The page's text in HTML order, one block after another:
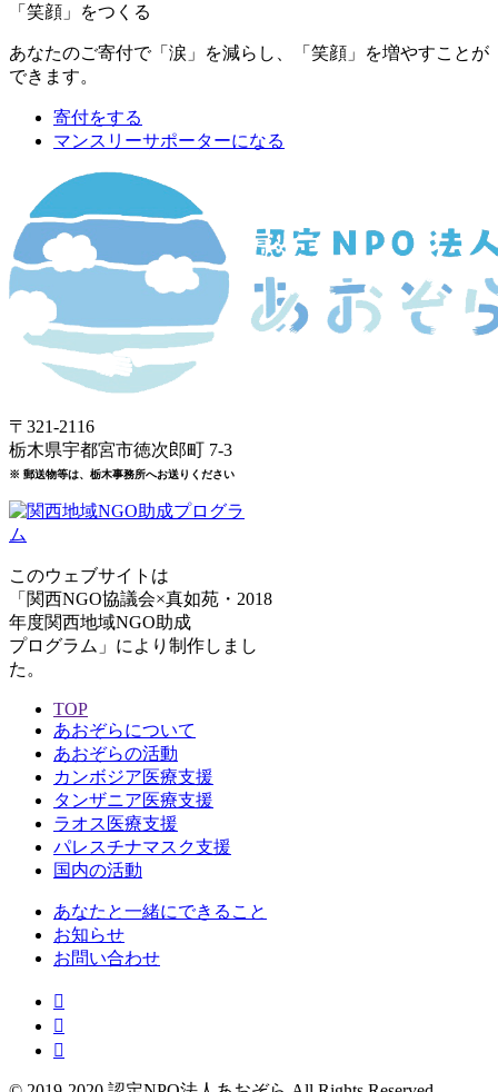
「笑顔」をつくる
あなたのご寄付で「涙」を減らし、「笑顔」を増やすことが
できます。
寄付をする
マンスリーサポーターになる
〒321-2116
栃木県宇都宮市徳次郎町 7-3
※ 郵送物等は、栃木事務所へお送りください
このウェブサイトは
「関西NGO協議会×真如苑・2018
年度関西地域NGO助成
プログラム」により制作しまし
た。
TOP
あおぞらについて
あおぞらの活動
カンボジア医療支援
タンザニア医療支援
ラオス医療支援
パレスチナマスク支援
国内の活動
あなたと一緒にできること
お知らせ
お問い合わせ